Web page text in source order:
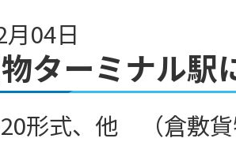
04日
ターミナル駅
形式、他 （倉敷